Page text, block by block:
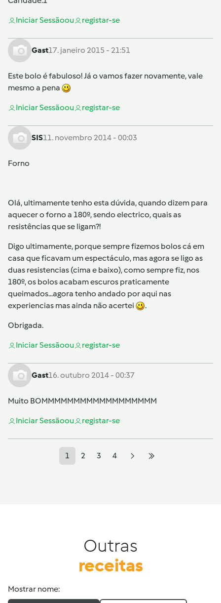
Iniciar Sessãoou registar-se
Gast17. janeiro 2015 - 21:51
Este bolo é fabuloso! Já o vamos fazer novamente, vale
mesmo a pena
Iniciar Sessãoou registar-se
SIS11. novembro 2014 - 00:03
Forno
Olá, ultimamente tenho esta dúvida, quando dizem para
aquecer o forno a 180º, sendo electrico, quais as
resistências que se ligam?!
Digo ultimamente, porque sempre fizemos bolos cá em
casa que ficavam um espectáculo, mas agora se ligo as
duas resistencias (cima e baixo), como sempre fiz, nos
180º, os bolos acabam escuros praticamente
queimados...agora tenho andado por aqui nas
experiencias mas ainda não acertei
.
Obrigada.
Iniciar Sessãoou registar-se
Gast16. outubro 2014 - 00:37
Muito BOMMMMMMMMMMMMMMMMMM
Iniciar Sessãoou registar-se
1 2 3 4
Outras
receitas
Mostrar nome: